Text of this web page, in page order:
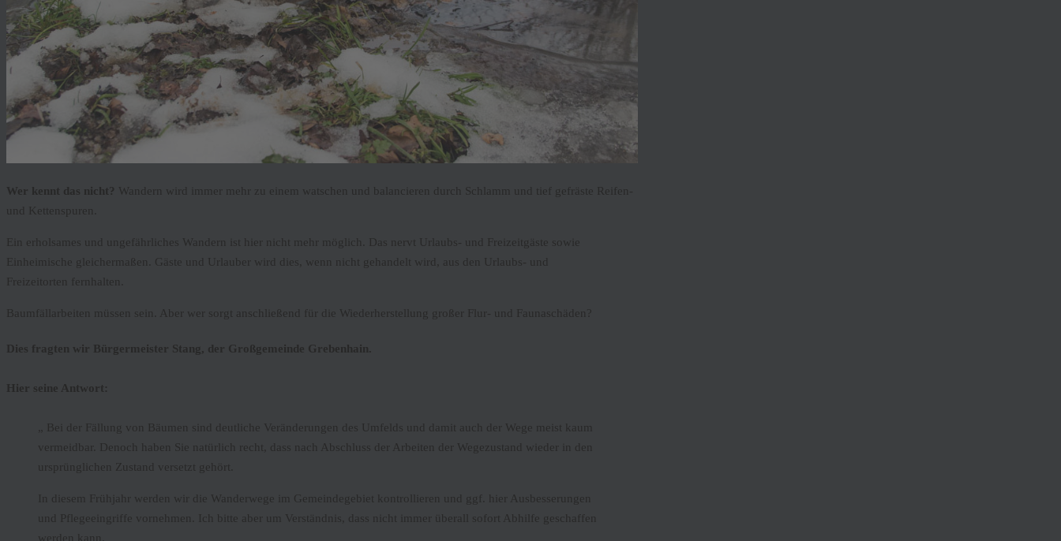
Wer kennt das nicht? Wandern wird immer mehr zu einem watschen und balancieren durch Schlamm und tief gefräste Reifen-
und Kettenspuren.
Ein erholsames und ungefährliches Wandern ist hier nicht mehr möglich. Das nervt Urlaubs- und Freizeitgäste sowie
Einheimische gleichermaßen. Gäste und Urlauber wird dies, wenn nicht gehandelt wird, aus den Urlaubs- und
Freizeitorten fernhalten.
Baumfällarbeiten müssen sein. Aber wer sorgt anschließend für die Wiederherstellung großer Flur- und Faunaschäden?
Dies fragten wir Bürgermeister Stang, der Großgemeinde Grebenhain.
Hier seine Antwort:
„ Bei der Fällung von Bäumen sind deutliche Veränderungen des Umfelds und damit auch der Wege meist kaum
vermeidbar. Denoch haben Sie natürlich recht, dass nach Abschluss der Arbeiten der Wegezustand wieder in den
ursprünglichen Zustand versetzt gehört.
In diesem Frühjahr werden wir die Wanderwege im Gemeindegebiet kontrollieren und ggf. hier Ausbesserungen
und Pflegeeingriffe vornehmen. Ich bitte aber um Verständnis, dass nicht immer überall sofort Abhilfe geschaffen
werden kann.